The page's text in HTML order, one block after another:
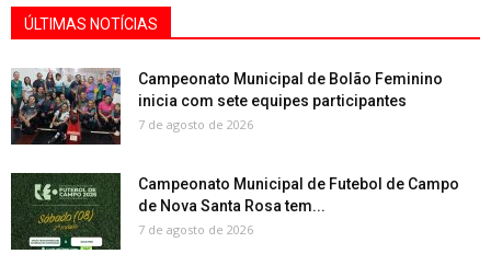
ÚLTIMAS NOTÍCIAS
Campeonato Municipal de Bolão Feminino
inicia com sete equipes participantes
7 de agosto de 2026
Campeonato Municipal de Futebol de Campo
de Nova Santa Rosa tem...
7 de agosto de 2026